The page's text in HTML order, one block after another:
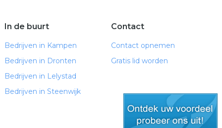
In de buurt
Bedrijven in Kampen
Bedrijven in Dronten
Bedrijven in Lelystad
Bedrijven in Steenwijk
Contact
Contact opnemen
Gratis lid worden